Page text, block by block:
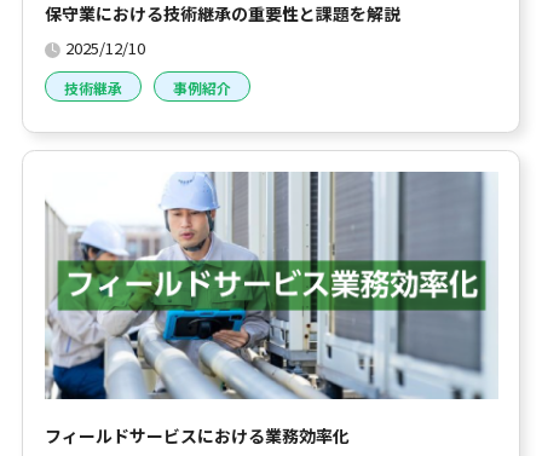
保守業における技術継承の重要性と課題を解説
2025/12/10
技術継承 事例紹介
フィールドサービスにおける業務効率化